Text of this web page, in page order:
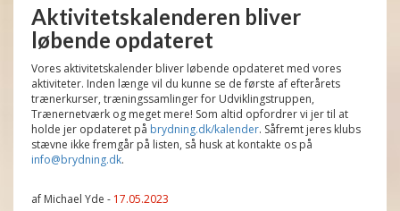
Aktivitetskalenderen bliver
løbende opdateret
Vores aktivitetskalender bliver løbende opdateret med vores
aktiviteter. Inden længe vil du kunne se de første af efterårets
trænerkurser, træningssamlinger for Udviklingstruppen,
Trænernetværk og meget mere! Som altid opfordrer vi jer til at
holde jer opdateret på brydning.dk/kalender. Såfremt jeres klubs
stævne ikke fremgår på listen, så husk at kontakte os på
info@brydning.dk.
af Michael Yde - 17.05.2023